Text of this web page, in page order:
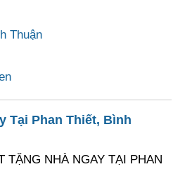
Thuận
Tại Phan Thiết, Bình
TẶNG NHÀ NGAY TẠI PHAN